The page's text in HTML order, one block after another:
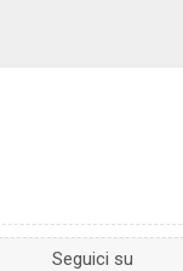
Seguici su